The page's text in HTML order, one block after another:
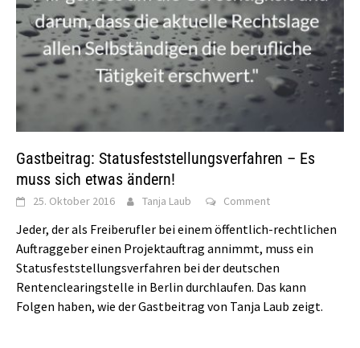
Gastbeitrag: Statusfeststellungsverfahren – Es
muss sich etwas ändern!
25. Oktober 2016 Tanja Laub Comment
Jeder, der als Freiberufler bei einem öffentlich-rechtlichen
Auftraggeber einen Projektauftrag annimmt, muss ein
Statusfeststellungsverfahren bei der deutschen
Rentenclearingstelle in Berlin durchlaufen. Das kann
Folgen haben, wie der Gastbeitrag von Tanja Laub zeigt.